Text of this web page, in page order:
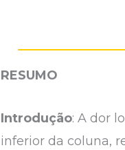
RESUMO
Introdução: A dor
inferior da coluna,